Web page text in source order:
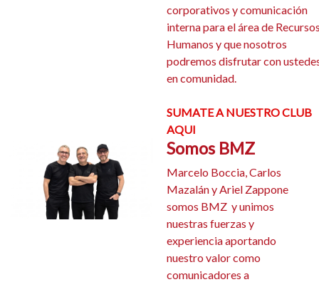
corporativos y comunicación
interna para el área de
Humanos y que nosotros
podremos disfrutar con
en comunidad.
SUMATE A NUESTRO CLUB
AQUI
Somos BMZ
Marcelo Boccia, Carlos
Mazalán y Ariel Zappone
somos BMZ y unimos
nuestras fuerzas y
experiencia aportando
nuestro valor como
comunicadores a